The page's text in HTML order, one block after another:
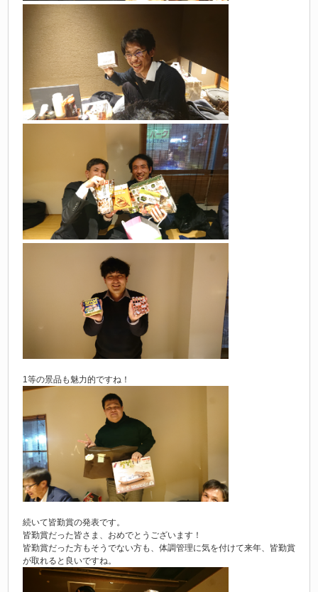
1等の景品も魅力的ですね！
続いて皆勤賞の発表です。
皆勤賞だった皆さま、おめでとうございます！
皆勤賞だった方もそうでない方も、体調管理に気を付けて来年、皆勤賞
が取れると良いですね。